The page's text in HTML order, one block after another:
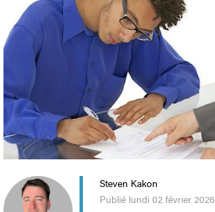
Steven Kakon
Publié lundi 02 février 2026